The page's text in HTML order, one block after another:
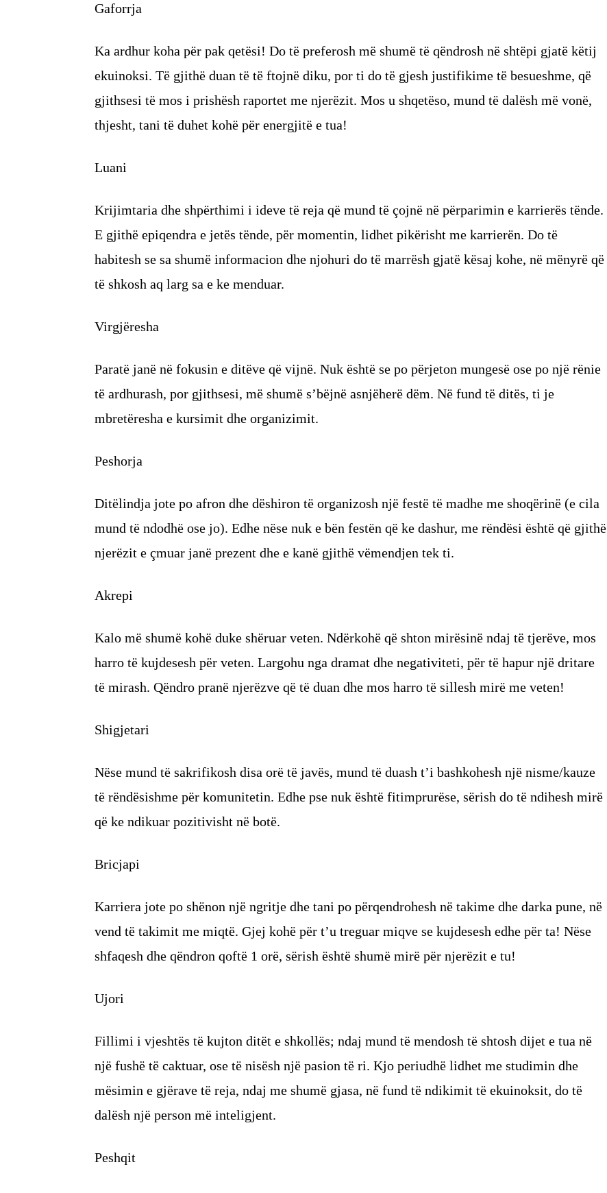
Gaforrja
Ka ardhur koha për pak qetësi! Do të preferosh më shumë të qëndrosh në shtëpi gjatë këtij
ekuinoksi. Të gjithë duan të të ftojnë diku, por ti do të gjesh justifikime të besueshme, që
gjithsesi të mos i prishësh raportet me njerëzit. Mos u shqetëso, mund të dalësh më vonë,
thjesht, tani të duhet kohë për energjitë e tua!
Luani
Krijimtaria dhe shpërthimi i ideve të reja që mund të çojnë në përparimin e karrierës tënde.
E gjithë epiqendra e jetës tënde, për momentin, lidhet pikërisht me karrierën. Do të
habitesh se sa shumë informacion dhe njohuri do të marrësh gjatë kësaj kohe, në mënyrë që
të shkosh aq larg sa e ke menduar.
Virgjëresha
Paratë janë në fokusin e ditëve që vijnë. Nuk është se po përjeton mungesë ose po një rënie
të ardhurash, por gjithsesi, më shumë s’bëjnë asnjëherë dëm. Në fund të ditës, ti je
mbretëresha e kursimit dhe organizimit.
Peshorja
Ditëlindja jote po afron dhe dëshiron të organizosh një festë të madhe me shoqërinë (e cila
mund të ndodhë ose jo). Edhe nëse nuk e bën festën që ke dashur, me rëndësi është që gjithë
njerëzit e çmuar janë prezent dhe e kanë gjithë vëmendjen tek ti.
Akrepi
Kalo më shumë kohë duke shëruar veten. Ndërkohë që shton mirësinë ndaj të tjerëve, mos
harro të kujdesesh për veten. Largohu nga dramat dhe negativiteti, për të hapur një dritare
të mirash. Qëndro pranë njerëzve që të duan dhe mos harro të sillesh mirë me veten!
Shigjetari
Nëse mund të sakrifikosh disa orë të javës, mund të duash t’i bashkohesh një nisme/kauze
të rëndësishme për komunitetin. Edhe pse nuk është fitimprurëse, sërish do të ndihesh mirë
që ke ndikuar pozitivisht në botë.
Bricjapi
Karriera jote po shënon një ngritje dhe tani po përqendrohesh në takime dhe darka pune, në
vend të takimit me miqtë. Gjej kohë për t’u treguar miqve se kujdesesh edhe për ta! Nëse
shfaqesh dhe qëndron qoftë 1 orë, sërish është shumë mirë për njerëzit e tu!
Ujori
Fillimi i vjeshtës të kujton ditët e shkollës; ndaj mund të mendosh të shtosh dijet e tua në
një fushë të caktuar, ose të nisësh një pasion të ri. Kjo periudhë lidhet me studimin dhe
mësimin e gjërave të reja, ndaj me shumë gjasa, në fund të ndikimit të ekuinoksit, do të
dalësh një person më inteligjent.
Peshqit